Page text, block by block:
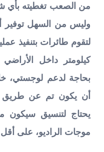
من الصعب تغطيته
وليس من السهل توفير
كيلومتر داخل الأراضي
بحاجة لدعم لوجستي،
أن يكون تم عن طريق
يحتاج لتنسيق
موجات الراديو، على أقل